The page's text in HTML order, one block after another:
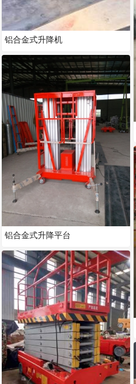
铝合金式升降机
铝合金式升降平台